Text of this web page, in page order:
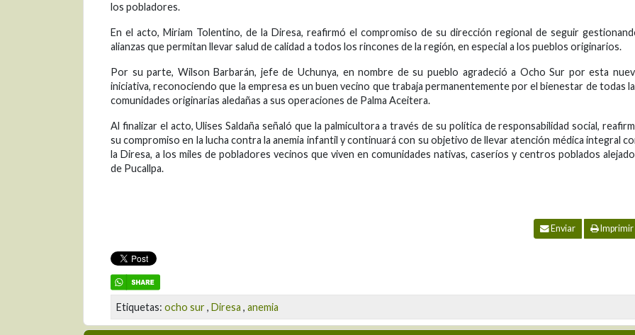
los pobladores.
En el acto, Miriam Tolentino, de la Diresa, reafirmó el compromiso de su dirección regional de seguir
alianzas que permitan llevar salud de calidad a todos los rincones de la región, en especial a los pueblos originarios.
Por su parte, Wilson Barbarán, jefe de Uchunya, en nombre de su pueblo agradeció a Ocho Sur por esta
iniciativa, reconociendo que la empresa es un buen vecino que trabaja permanentemente por el bienestar de todas
comunidades originarias aledañas a sus operaciones de Palma Aceitera.
Al finalizar el acto, Ulises Saldaña señaló que la palmicultora a través de su política de responsabilidad social,
su compromiso en la lucha contra la anemia infantil y continuará con su objetivo de llevar atención médica integral
la Diresa, a los miles de pobladores vecinos que viven en comunidades nativas, caseríos y centros poblados
de Pucallpa.
Enviar Imprimir
Etiquetas: ocho sur, Diresa , anemia